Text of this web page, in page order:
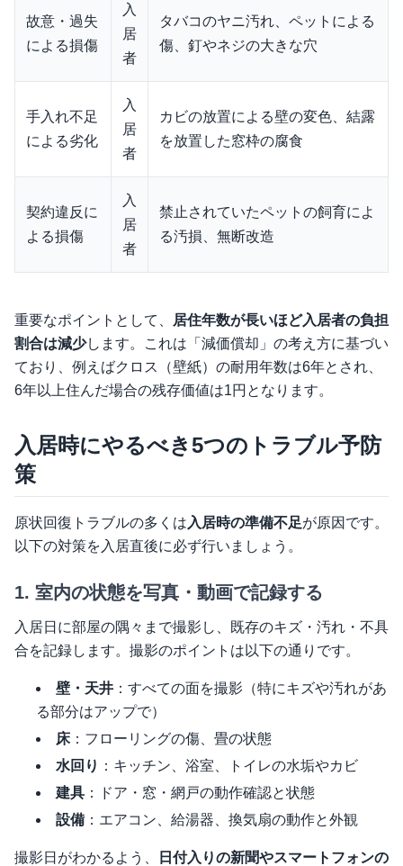
故意・過失
による損傷
入
居
者
タバコのヤニ汚れ、ペットによる
傷、釘やネジの大きな穴
手入れ不足
による劣化
入
居
者
カビの放置による壁の変色、結露
を放置した窓枠の腐食
契約違反に
よる損傷
入
居
者
禁止されていたペットの飼育によ
る汚損、無断改造
重要なポイントとして、
居住年数が長いほど入居者の負担
割合は減少します。これは「減価償却」の考え方に基づい
ており、例えばクロス（壁紙）の耐用年数は6年とされ、
6年以上住んだ場合の残存価値は1円となります。
入居時にやるべき5つのトラブル予防
策
原状回復トラブルの多くは 入居時の準備不足が原因です。
以下の対策を入居直後に必ず行いましょう。
1. 室内の状態を写真・動画で記録する
入居日に部屋の隅々まで撮影し、既存のキズ・汚れ・不具
合を記録します。撮影のポイントは以下の通りです。
壁・天井 ：すべての面を撮影（特にキズや汚れがあ
る部分はアップで）
床：フローリングの傷、畳の状態
水回り ：キッチン、浴室、トイレの水垢やカビ
建具 ：ドア・窓・網戸の動作確認と状態
設備 ：エアコン、給湯器、換気扇の動作と外観
撮影日がわかるよう、
日付入りの新聞やスマートフォンの